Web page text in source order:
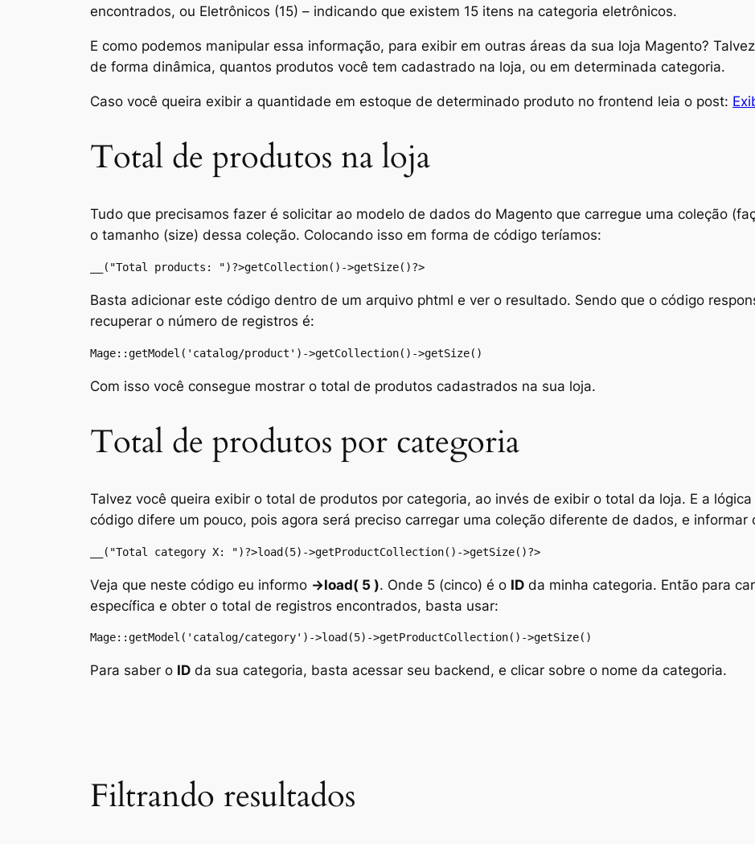
encontrados, ou Eletrônicos (15) – indicando que existem 15 itens na categoria eletrônicos.
E como podemos manipular essa informação, para exibir em outras áreas da sua loja Magento?
de forma dinâmica, quantos produtos você tem cadastrado na loja, ou em determinada categoria.
Caso você queira exibir a quantidade em estoque de determinado produto no frontend leia o post:
Total de produtos na loja
Tudo que precisamos fazer é solicitar ao modelo de dados do Magento que carregue uma coleção
o tamanho (size) dessa coleção. Colocando isso em forma de código teríamos:
__("Total products: ")?>getCollection()->getSize()?>
Basta adicionar este código dentro de um arquivo phtml e ver o resultado. Sendo que o código
recuperar o número de registros é:
Mage::getModel('catalog/product')->getCollection()->getSize()
Com isso você consegue mostrar o total de produtos cadastrados na sua loja.
Total de produtos por categoria
Talvez você queira exibir o total de produtos por categoria, ao invés de exibir o total da loja. E a
código difere um pouco, pois agora será preciso carregar uma coleção diferente de dados, e informar
__("Total category X: ")?>load(5)->getProductCollection()->getSize()?>
Veja que neste código eu informo ->load( 5 ). Onde 5 (cinco) é o ID da minha categoria. Então para
específica e obter o total de registros encontrados, basta usar:
Mage::getModel('catalog/category')->load(5)->getProductCollection()->getSize()
Para saber o ID da sua categoria, basta acessar seu backend, e clicar sobre o nome da categoria.
Filtrando resultados